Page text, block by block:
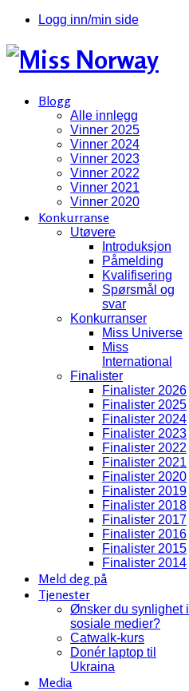
Logg inn/min side
Blogg
Alle innlegg
Vinner 2025
Vinner 2024
Vinner 2023
Vinner 2022
Vinner 2021
Vinner 2020
Konkurranse
Utøvere
Introduksjon
Påmelding
Kvalifisering
Spørsmål og
svar
Konkurranser
Miss Universe
Miss
International
Finalister
Finalister 2026
Finalister 2025
Finalister 2024
Finalister 2023
Finalister 2022
Finalister 2021
Finalister 2020
Finalister 2019
Finalister 2018
Finalister 2017
Finalister 2016
Finalister 2015
Finalister 2014
Meld deg på
Tjenester
Ønsker du synlighet i
sosiale medier?
Catwalk-kurs
Donér laptop til
Ukraina
Media